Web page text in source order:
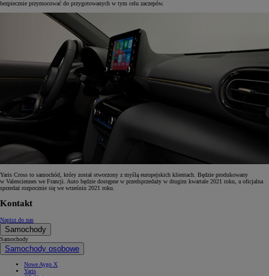
bezpiecznie przymocować do przygotowanych w tym celu zaczepów.
Yaris Cross to samochód, który został stworzony z myślą europejskich klientach. Będzie produkowany
w Valenciennes we Francji. Auto będzie dostępne w przedsprzedaży w drugim kwartale 2021 roku, a oficjalna
sprzedaż rozpocznie się we wrześniu 2021 roku.
Kontakt
Napisz do nas
Samochody
Samochody
Samochody osobowe
Nowe Aygo X
Yaris